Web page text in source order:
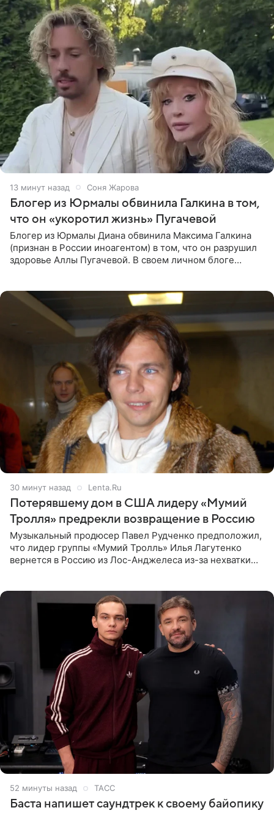
13 минут назад Соня Жарова
Блогер из Юрмалы обвинила Галкина в том,
что он «укоротил жизнь» Пугачевой
Блогер из Юрмалы Диана обвинила Максима Галкина
(признан в России иноагентом) в том, что он разрушил
здоровье Аллы Пугачевой. В своем личном блоге
30 минут назад Lenta.Ru
Потерявшему дом в США лидеру «Мумий
Тролля» предрекли возвращение в Россию
Музыкальный продюсер Павел Рудченко предположил,
что лидер группы «Мумий Тролль» Илья Лагутенко
вернется в Россию из Лос-Анджелеса из-за нехватки
52 минуты назад ТАСС
Баста напишет саундтрек к своему байопику